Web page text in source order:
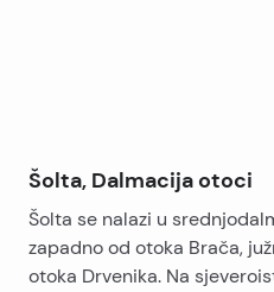
Šolta, Dalmacija otoci
Šolta se nalazi u
zapadno od otoka Brača,
otoka Drvenika. Na